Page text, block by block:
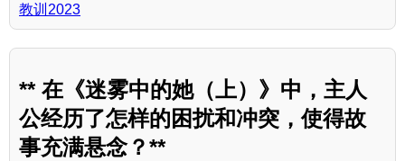
教训2023
** 在《迷雾中的她（上）》中，主人
公经历了怎样的困扰和冲突，使得故
事充满悬念？**